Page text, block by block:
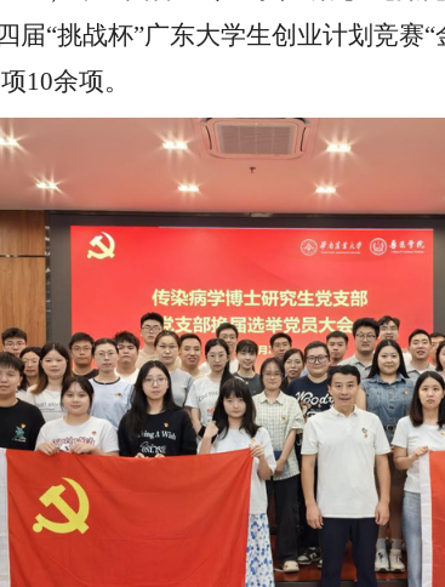
届“挑战杯”广东大学生创业计划竞赛
10余项。